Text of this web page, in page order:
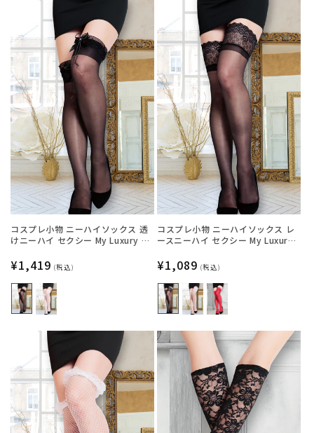
コスプレ小物 ニーハイソックス 透
けニーハイ セクシー My Luxury シ
レディース フリーサイズ ブラック
【クリアストーン】
通
常
価
格
¥1,419 (税込)
コスプレ小物 ニーハイソックス レ
ースニーハイ セクシー My Luxury
ド レディース フリーサイズ ブラッ
ク【クリアストーン】
通
常
価
格
¥1,089 (税込)